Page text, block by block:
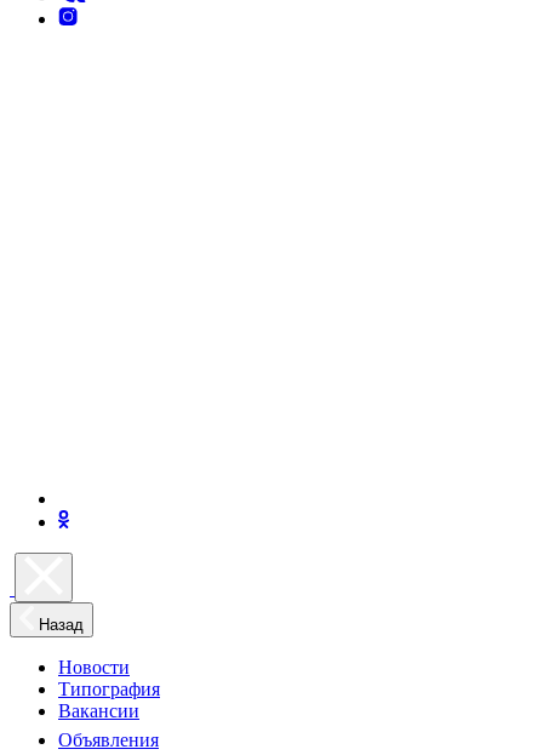
Назад
Новости
Типография
Вакансии
Объявления